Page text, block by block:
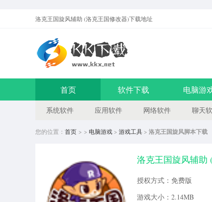
洛克王国旋风辅助 (洛克王国修改器)下载地址
首页 软件下载 电脑游
系统软件 应用软件 网络软件 聊天
您的位置： 首页 > > 电脑游戏 > 游戏工具 > 洛克王国旋风脚本下载
洛克王国旋风辅助
授权方式：免费版
游戏大小：2.14MB